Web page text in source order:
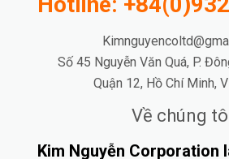
Số 45 Nguyễn Văn Quá, P.
Quận 12, Hồ Chí Minh,
Về chúng
Kim Nguyễn Corporation